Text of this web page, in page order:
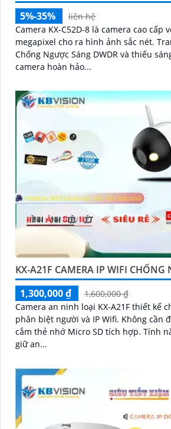
5%-35%
liên hệ
Camera KX-C52D-8 là camera cao cấp
megapixel cho ra hình ảnh sắc nét. Trang bị công nghệ
Chống Ngược Sáng DWDR và thiếu
camera hoàn hảo...
KX-A21F CAMERA IP WIFI CHỐNG
1,300,000 ₫
1,600,000 ₫
Camera an ninh loại KX-A21F thiết kế
phân biệt người và IP Wifi. Không cần đầu ghi vì có khe
cắm thẻ nhớ Micro SD tích hợp. Tính năng tiên tiến giúp
giữ an...